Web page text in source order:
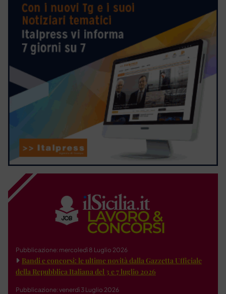
Pubblicazione: mercoledì 8 Luglio 2026
Bandi e concorsi: le ultime novità dalla Gazzetta Ufficiale
della Repubblica Italiana del 3 e 7 luglio 2026
Pubblicazione: venerdì 3 Luglio 2026